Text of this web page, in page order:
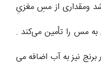
ومقداری از مسِ مغزیِ
به مس را تأمین می‌کند .
نیز به آب اضافه می‌